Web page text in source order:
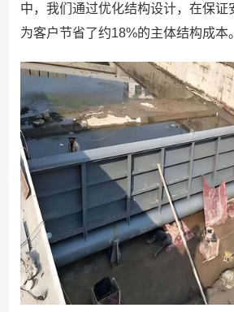
中，我们通过优化结构设计，在保证
为客户节省了约18%的主体结构成本。